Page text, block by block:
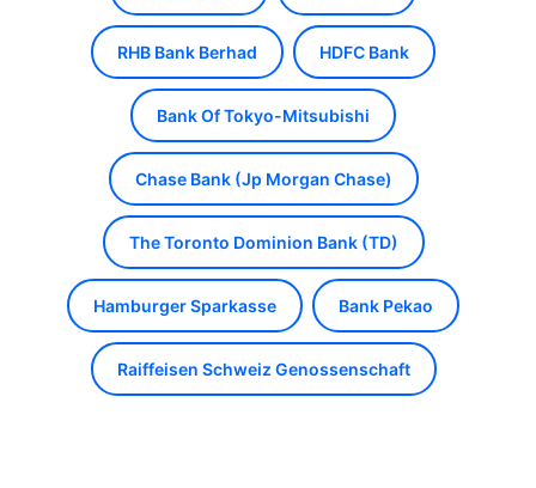
RHB Bank Berhad HDFC Bank
Bank Of Tokyo-Mitsubishi
Chase Bank (Jp Morgan Chase)
The Toronto Dominion Bank (TD)
Hamburger Sparkasse Bank Pekao
Raiffeisen Schweiz Genossenschaft